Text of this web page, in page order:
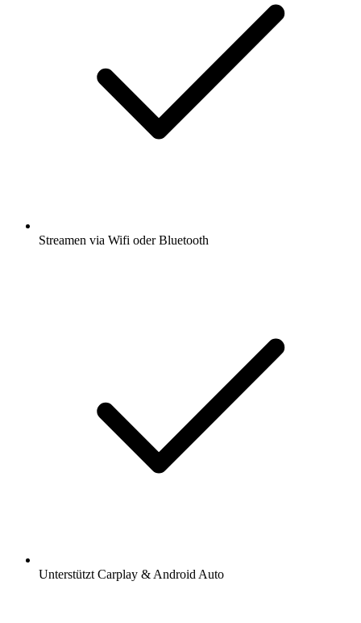
Streamen via Wifi oder Bluetooth
Unterstützt Carplay & Android Auto